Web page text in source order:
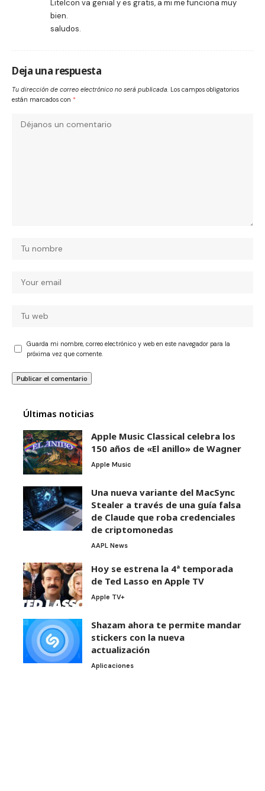
LiteIcon va genial y es gratis, a mi me funciona muy
bien.
saludos.
Deja una respuesta
Tu dirección de correo electrónico no será publicada. Los campos obligatorios
están marcados con *
Guarda mi nombre, correo electrónico y web en este navegador para la
próxima vez que comente.
Últimas noticias
Apple Music Classical celebra los
150 años de «El anillo» de Wagner
Apple Music
Una nueva variante del MacSync
Stealer a través de una guía falsa
de Claude que roba credenciales
de criptomonedas
AAPL News
Hoy se estrena la 4ª temporada
de Ted Lasso en Apple TV
Apple TV+
Shazam ahora te permite mandar
stickers con la nueva
actualización
Aplicaciones